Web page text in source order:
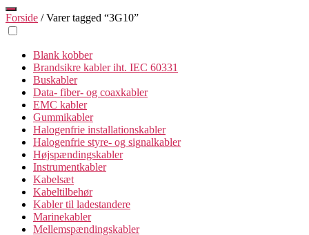
Forside / Varer tagged “3G10”
Blank kobber
Brandsikre kabler iht. IEC 60331
Buskabler
Data- fiber- og coaxkabler
EMC kabler
Gummikabler
Halogenfrie installationskabler
Halogenfrie styre- og signalkabler
Højspændingskabler
Instrumentkabler
Kabelsæt
Kabeltilbehør
Kabler til ladestandere
Marinekabler
Mellemspændingskabler